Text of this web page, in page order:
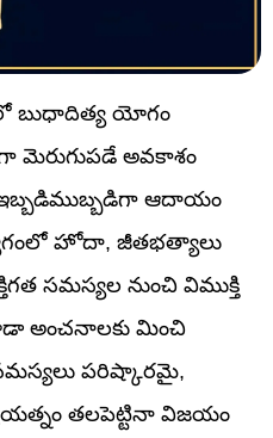
బుధాదిత్య యోగం
మెరుగుపడే అవకాశం
ఇబ్బడిముబ్బడిగా ఆదాయం
హోదా, జీతభత్యాలు
సమస్యల నుంచి విముక్తి
అంచనాలకు మించి
సమస్యలు పరిష్కారమై,
తలపెట్టినా విజయం